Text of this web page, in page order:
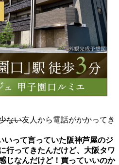
ない友人から電話がかかってき
いって言っていた阪神芦屋のジ
行ってきたんだけど、大阪タワ
じなんだけど！買っていいのか